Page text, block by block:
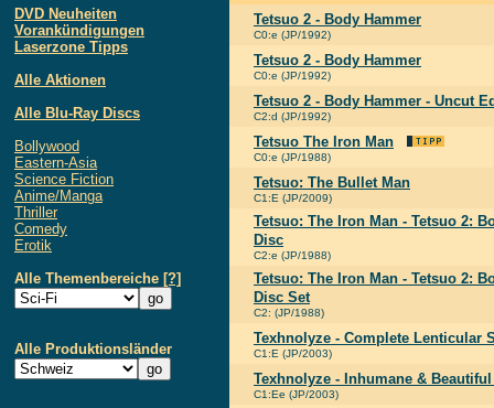
DVD Neuheiten
Vorankündigungen
Laserzone Tipps
Alle Aktionen
Alle Blu-Ray Discs
Bollywood
Eastern-Asia
Science Fiction
Anime/Manga
Thriller
Comedy
Erotik
Alle Themenbereiche [?]
Alle Produktionsländer
Tetsuo 2 - Body Hammer
C0:e (JP/1992)
Tetsuo 2 - Body Hammer
C0:e (JP/1992)
Tetsuo 2 - Body Hammer - Uncut
C2:d (JP/1992)
Tetsuo The Iron Man
C0:e (JP/1988)
Tetsuo: The Bullet Man
C1:E (JP/2009)
Tetsuo: The Iron Man - Tetsuo 2:
Disc
C2:e (JP/1988)
Tetsuo: The Iron Man - Tetsuo 2:
Disc Set
C2: (JP/1988)
Texhnolyze - Complete Lenticular
C1:E (JP/2003)
Texhnolyze - Inhumane &
C1:Ee (JP/2003)